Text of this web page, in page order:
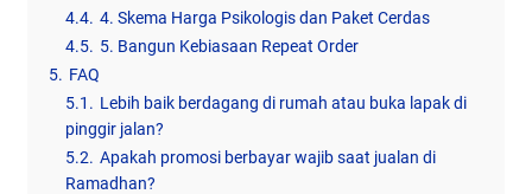
4.4. 4. Skema Harga Psikologis dan Paket Cerdas
4.5. 5. Bangun Kebiasaan Repeat Order
5. FAQ
5.1. Lebih baik berdagang di rumah atau buka lapak di
pinggir jalan?
5.2. Apakah promosi berbayar wajib saat jualan di
Ramadhan?